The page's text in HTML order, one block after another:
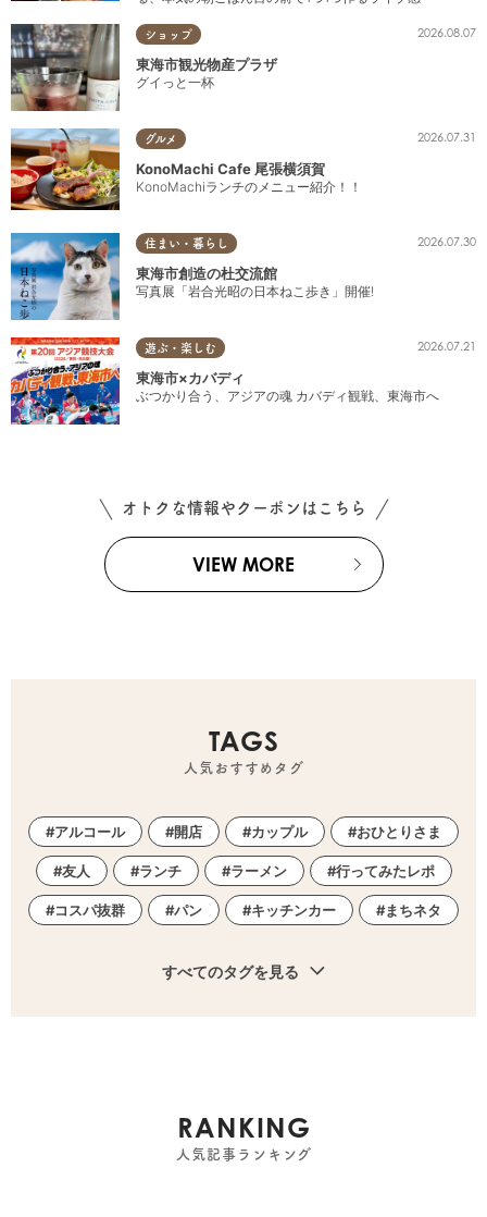
ショップ 2026.08.07
東海市観光物産プラザ
グイっと一杯
グルメ 2026.07.31
KonoMachi Cafe 尾張横須賀
KonoMachiランチのメニュー紹介！！
住まい・暮らし 2026.07.30
東海市創造の杜交流館
写真展「岩合光昭の日本ねこ歩き」開催!
遊ぶ・楽しむ 2026.07.21
東海市×カバディ
ぶつかり合う、アジアの魂 カバディ観戦、東海市へ
オトクな情報やクーポンはこちら
VIEW MORE
TAGS
人気おすすめタグ
アルコール 開店 カップル おひとりさま
友人 ランチ ラーメン 行ってみたレポ
コスパ抜群 パン キッチンカー まちネタ
すべてのタグを見る
RANKING
人気記事ランキング